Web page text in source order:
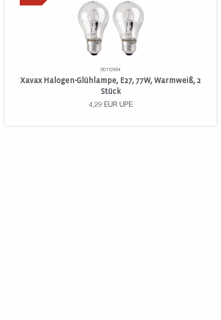
00112454
Xavax Halogen-Glühlampe, E27, 77W, Warmweiß, 2
Stück
4,29 EUR UPE